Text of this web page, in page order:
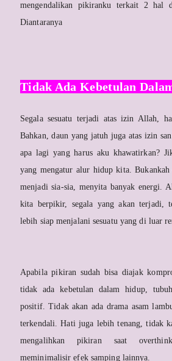
mengendalikan pikiranku terkait 2 hal
Diantaranya
Tidak Ada Kebetulan
Segala sesuatu terjadi atas izin Allah,
Bahkan, daun yang jatuh juga atas izin
apa lagi yang harus aku khawatirkan?
yang mengatur alur hidup kita.
menjadi sia-sia, menyita banyak energi.
kita berpikir, segala yang akan terjadi,
lebih siap menjalani sesuatu yang di luar
Apabila pikiran sudah bisa diajak
tidak ada kebetulan dalam hidup,
positif. Tidak akan ada drama asam
terkendali. Hati juga lebih tenang, tidak
mengalihkan pikiran saat
meminimalisir efek samping lainnya.